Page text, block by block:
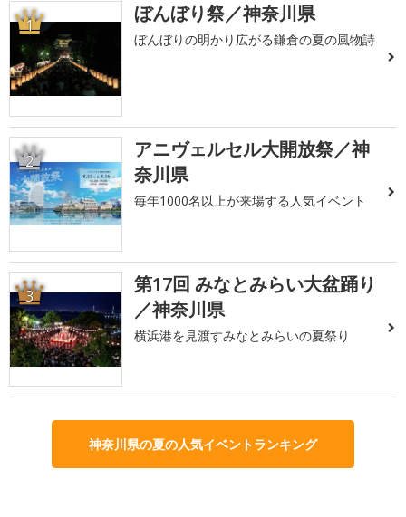
1 ぼんぼり祭／神奈川県
ぼんぼりの明かり広がる鎌倉の夏の風物詩
2
アニヴェルセル大開放祭／神
奈川県
毎年1000名以上が来場する人気イベント
3
第17回 みなとみらい大盆踊り
／神奈川県
横浜港を見渡すみなとみらいの夏祭り
神奈川県の夏の人気イベントランキング